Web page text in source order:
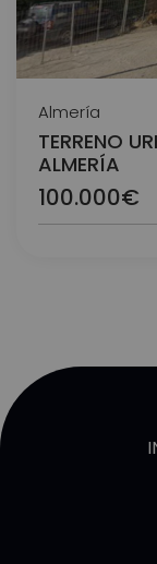
Almería
TERRENO
ALMERÍA
100.000€